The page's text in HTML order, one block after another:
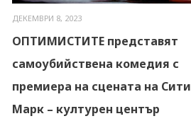
ДЕКЕМВРИ 8, 2023
ОПТИМИСТИТЕ представят
самоубийствена комедия с
премиера на сцената на Сити
Марк – културен център